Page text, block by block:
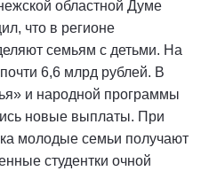
областной Думе
что в регионе
семьям с детьми. На
6,6 млрд рублей. В
и народной программы
новые выплаты. При
молодые семьи получают
студентки очной